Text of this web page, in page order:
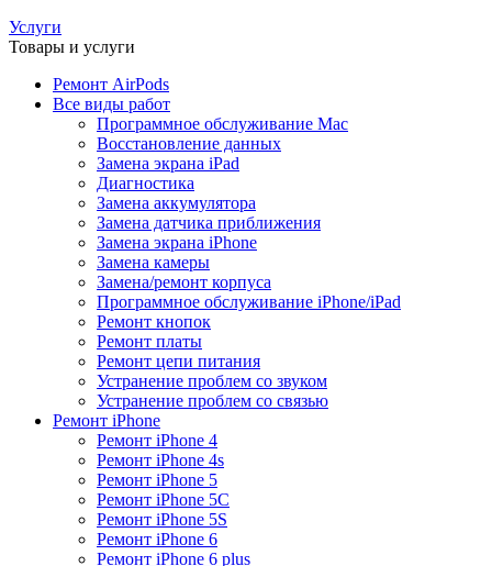
Услуги
Товары и услуги
Ремонт AirPods
Все виды работ
Программное обслуживание Mac
Восстановление данных
Замена экрана iPad
Диагностика
Замена аккумулятора
Замена датчика приближения
Замена экрана iPhone
Замена камеры
Замена/ремонт корпуса
Программное обслуживание iPhone/iPad
Ремонт кнопок
Ремонт платы
Ремонт цепи питания
Устранение проблем со звуком
Устранение проблем со связью
Ремонт iPhone
Ремонт iPhone 4
Ремонт iPhone 4s
Ремонт iPhone 5
Ремонт iPhone 5C
Ремонт iPhone 5S
Ремонт iPhone 6
Ремонт iPhone 6 plus